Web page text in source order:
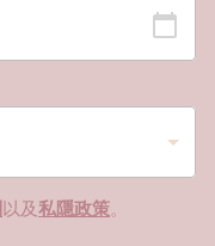
以及私隱政策。